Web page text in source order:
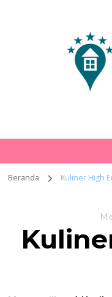
Beranda Kuliner High